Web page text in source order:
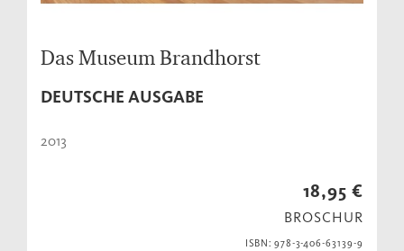
Das Museum Brandhorst
DEUTSCHE AUSGABE
2013
18,95 €
BROSCHUR
ISBN: 978-3-406-63139-9